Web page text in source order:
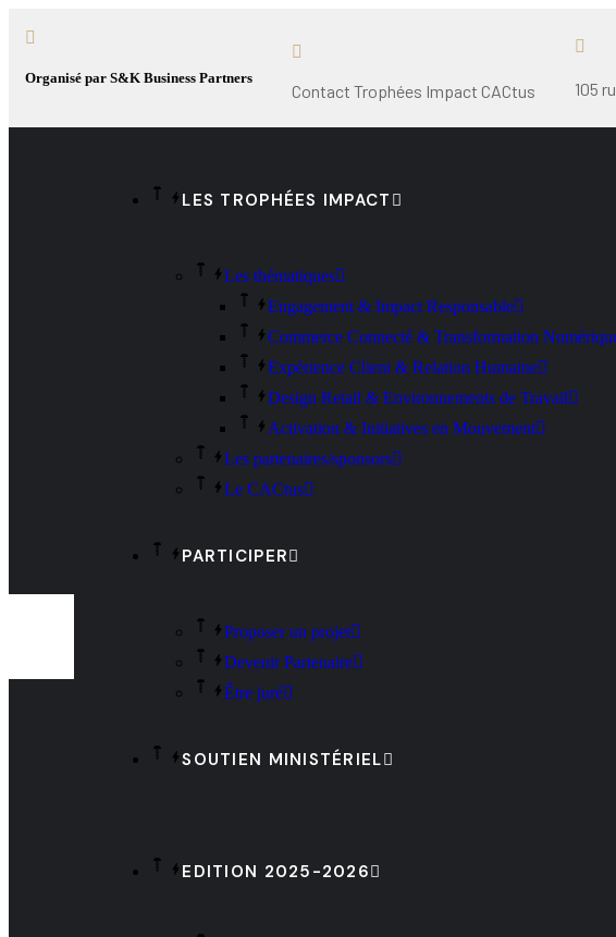
Organisé par S&K Business Partners
Contact Trophées Impact CACtus 105
LES TROPHÉES IMPACT
Les thématiques
Engagement & Impact Responsable
Commerce Connecté & Transformation
Expérience Client & Relation Humaine
Design Retail & Environnements de Travail
Activation & Initiatives en Mouvement
Les partenaires/sponsors
Le CACtus
PARTICIPER
Proposer un projet
Devenir Partenaire
Être juré
SOUTIEN MINISTÉRIEL
EDITION 2025-2026